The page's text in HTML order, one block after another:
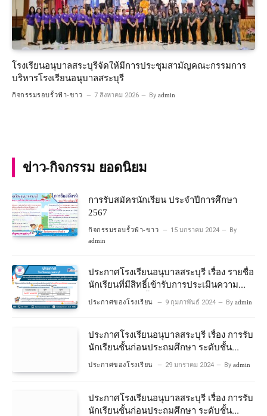
โรงเรียนอนุบาลสระบุรีจัดให้มีการประชุมสามัญคณะกรรมการ
บริหารโรงเรียนอนุบาลสระบุรี
กิจกรรมรอบรั้วฟ้า-ขาว 7 สิงหาคม 2026 By admin
ข่าว-กิจกรรม ยอดนิยม
การรับสมัครนักเรียน ประจำปีการศึกษา
2567
กิจกรรมรอบรั้วฟ้า-ขาว 15 มกราคม 2024 By
admin
ประกาศโรงเรียนอนุบาลสระบุรี เรื่อง รายชื่อ
นักเรียนที่มีสิทธิ์เข้ารับการประเมินความ
พร้อมเข้าเรียนชั้นประถมศึกษาปีที่ 1
ประกาศของโรงเรียน 9 กุมภาพันธ์ 2024 By admin
ประกาศโรงเรียนอนุบาลสระบุรี เรื่อง การรับ
นักเรียนชั้นก่อนประถมศึกษา ระดับชั้น
อนุบาลปีที่ 2 ประจําปีการศึกษา 2567
ประกาศของโรงเรียน 29 มกราคม 2024 By admin
ประกาศโรงเรียนอนุบาลสระบุรี เรื่อง การรับ
นักเรียนชั้นก่อนประถมศึกษา ระดับชั้น